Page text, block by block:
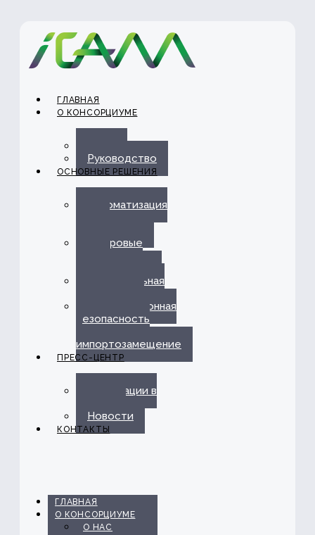
ГЛАВНАЯ
О КОНСОРЦИУМЕ
Руководство
ОСНОВНЫЕ РЕШЕНИЯ
Автоматизация
Цифровые
Омниканальная
Информационная
безопасность
импортозамещение
ПРЕСС-ЦЕНТР
Публикации в
Новости
КОНТАКТЫ
ГЛАВНАЯ
О КОНСОРЦИУМЕ
О НАС